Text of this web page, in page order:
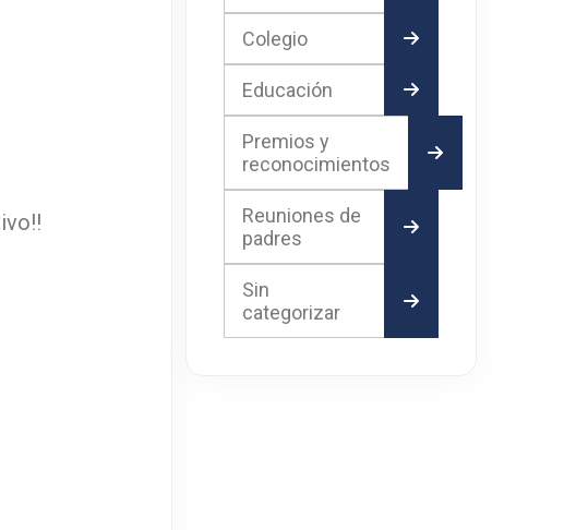
Colegio
Educación
Premios y
reconocimientos
Reuniones de
padres
Sin
categorizar